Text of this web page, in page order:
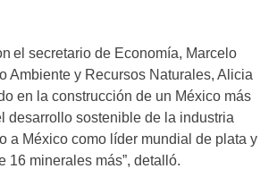
el secretario de Economía, Marcelo
Ambiente y Recursos Naturales, Alicia
en la construcción de un México más
desarrollo sostenible de la industria
a México como líder mundial de plata y
16 minerales más”, detalló.